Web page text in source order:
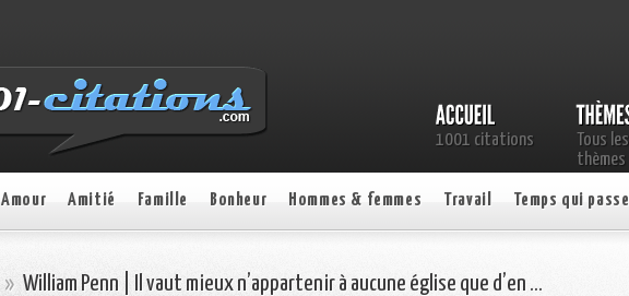
1001 citations
Tous les
thèmes
Amour Amitié Famille Bonheur Hommes & femmes Travail Temps qui passe
» William Penn | Il vaut mieux n’appartenir à aucune église que d’en …